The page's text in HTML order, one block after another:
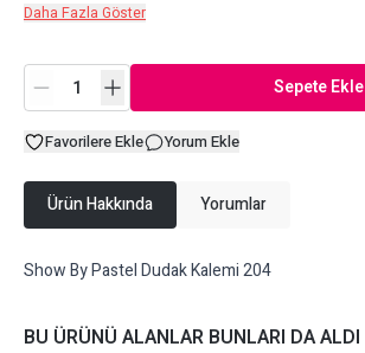
Daha Fazla Göster
Sepete Ekle
Favorilere Ekle Yorum Ekle
Ürün Hakkında Yorumlar
Show By Pastel Dudak Kalemi 204
BU ÜRÜNÜ ALANLAR BUNLARI DA ALDI